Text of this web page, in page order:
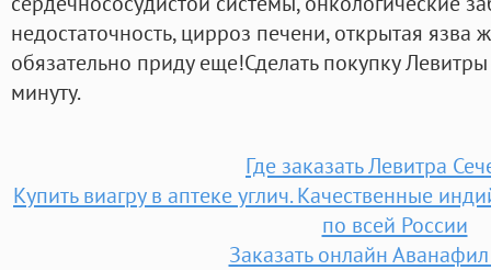
недостаточность, цирроз печени, открытая язва
обязательно приду еще!Сделать покупку
минуту.
Где заказать Левитра
Купить виагру в аптеке углич. Качественные
по всей России
Заказать онлайн